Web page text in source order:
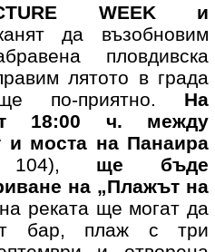
WEEK и
да възобновим
пловдивска
лятото в града
по-приятно. На
18:00 ч. между
и моста на Панаира
104), ще бъде
на „Плажът на
реката ще могат да
бар, плаж с три